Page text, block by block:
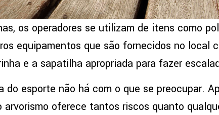
os operadores se utilizam de itens como
equipamentos que são fornecidos no local
e a sapatilha apropriada para fazer
do esporte não há com o que se preocupar.
arvorismo oferece tantos riscos quanto